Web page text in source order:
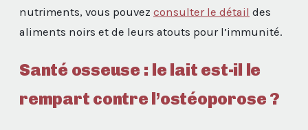
nutriments, vous pouvez consulter le détail des
aliments noirs et de leurs atouts pour l’immunité.
Santé osseuse : le lait est-il le
rempart contre l’ostéoporose ?